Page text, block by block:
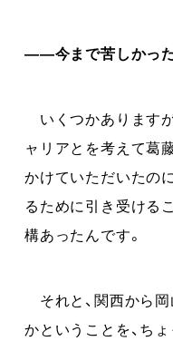
――今まで苦しかっ
いくつかあります
ャリアとを考えて葛
かけていただいたの
るために引き受ける
構あったんです。
それと、関西から
かということを、ち